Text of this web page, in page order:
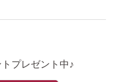
プレゼント中♪